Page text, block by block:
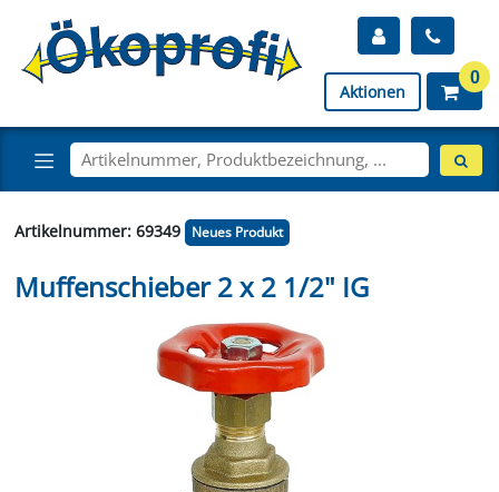
Aktionen
0
Artikelnummer: 69349 Neues Produkt
Muffenschieber 2 x 2 1/2" IG